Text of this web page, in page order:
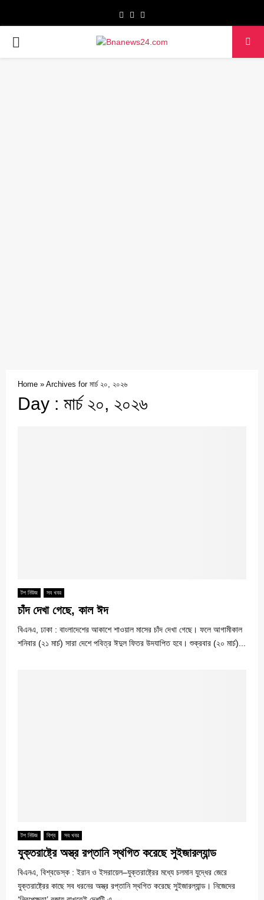
Facebook
Twitter
PRIMARY
Home » Archives for মার্চ ২০, ২০২৬
Day : মার্চ ২০, ২০২৬
টপ নিউজ সব খবর
চাঁদ দেখা গেছে, কাল ঈদ
বিএনএ, ঢাকা : বাংলাদেশের আকাশে শাওয়াল মাসের চাঁদ দেখা গেছে। ফলে আগামীকাল
শনিবার (২১ মার্চ) সারা দেশে পবিত্র ঈদুল ফিতর উদযাপিত হবে। শুক্রবার (২০ মার্চ)...
টপ নিউজ বিশ্ব সব খবর
যুক্তরাষ্ট্রে অস্ত্র রপ্তানি স্থগিত করেছে সুইজারল্যান্ড
বিএনএ, বিশ্বডেস্ক : ইরান ও ইসরায়েল–যুক্তরাষ্ট্রের মধ্যে চলমান যুদ্ধের জেরে
যুক্তরাষ্ট্রের কাছে সব ধরনের অস্ত্র রপ্তানি স্থগিত করেছে সুইজারল্যান্ড। নিজেদের